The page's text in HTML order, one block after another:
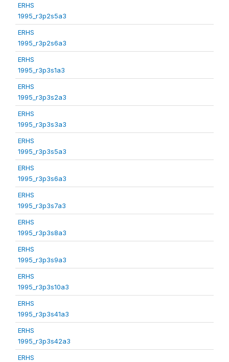
ERHS
1995_r3p2s5a3
ERHS
1995_r3p2s6a3
ERHS
1995_r3p3s1a3
ERHS
1995_r3p3s2a3
ERHS
1995_r3p3s3a3
ERHS
1995_r3p3s5a3
ERHS
1995_r3p3s6a3
ERHS
1995_r3p3s7a3
ERHS
1995_r3p3s8a3
ERHS
1995_r3p3s9a3
ERHS
1995_r3p3s10a3
ERHS
1995_r3p3s41a3
ERHS
1995_r3p3s42a3
ERHS